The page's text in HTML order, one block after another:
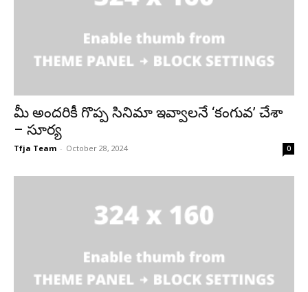
మీ అందరికీ గొప్ప సినిమా ఇవ్వాలనే ‘కంగువ’ చేశా
– సూర్య
Tfja Team - October 28, 2024 0